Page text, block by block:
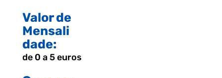
Valor de
Mensali
dade:
de 0 a 5 euros